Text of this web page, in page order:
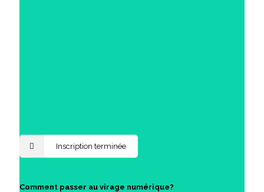
Inscription terminée
Comment passer au virage numérique?